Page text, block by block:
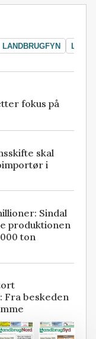
LANDBRUGFYN
fokus på
skal
i
Sindal
produktionen
ton
Fra beskeden